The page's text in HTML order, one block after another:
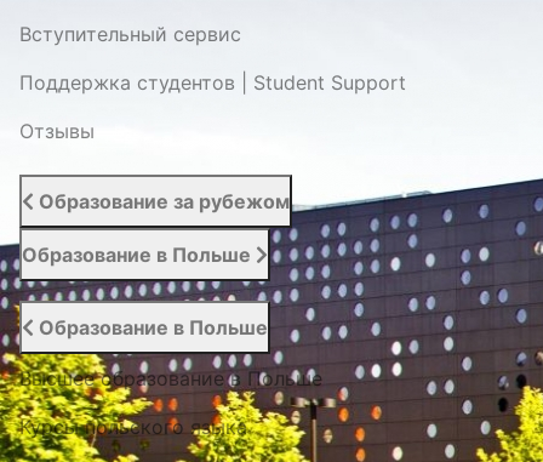
Вступительный сервис
Поддержка студентов | Student Support
Отзывы
Образование за рубежом
Образование в Польше
Образование в Польше
Высшее образование в Польше
Курсы польского языка